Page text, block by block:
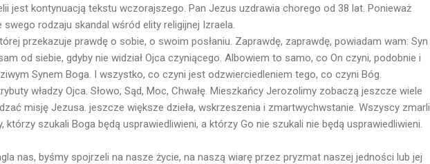
jest kontynuacją tekstu wczorajszego. Pan Jezus uzdrawia chorego od 38 lat. Ponieważ
rodzaju skandal wśród elity religijnej Izraela.
przekazuje prawdę o sobie, o swoim posłaniu. Zaprawdę, zaprawdę, powiadam wam: Syn
od siebie, gdyby nie widział Ojca czyniącego. Albowiem to samo, co On czyni, podobnie i
Synem Boga. I wszystko, co czyni jest odzwierciedleniem tego, co czyni Bóg.
władzy Ojca. Słowo, Sąd, Moc, Chwałę. Mieszkańcy Jerozolimy zobaczą jeszcze wiele
misję Jezusa. jeszcze większe dzieła, wskrzeszenia i zmartwychwstanie. Wszyscy zmarli
którzy szukali Boga będą usprawiedliwieni, a którzy Go nie szukali nie będą usprawiedliwieni.
nas, byśmy spojrzeli na nasze życie, na naszą wiarę przez pryzmat naszej jedności lub jej